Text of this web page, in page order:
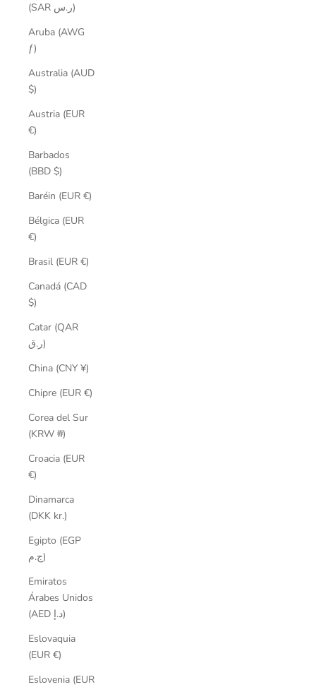
(SAR ر.س)
Aruba (AWG
ƒ)
Australia (AUD
$)
Austria (EUR
€)
Barbados
(BBD $)
Baréin (EUR €)
Bélgica (EUR
€)
Brasil (EUR €)
Canadá (CAD
$)
Catar (QAR
ر.ق)
China (CNY ¥)
Chipre (EUR €)
Corea del Sur
(KRW ₩)
Croacia (EUR
€)
Dinamarca
(DKK kr.)
Egipto (EGP
ج.م)
Emiratos
Árabes Unidos
(AED د.إ)
Eslovaquia
(EUR €)
Eslovenia (EUR